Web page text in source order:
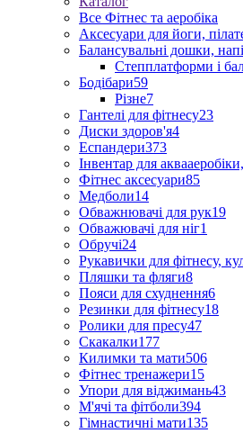
Все Фітнес та аеробіка
Аксесуари для йоги,
Балансувальні дошки,
Степплатформи і
Бодібари59
Різне7
Гантелі для фітнесу23
Диски здоров'я4
Еспандери373
Інвентар для
Фітнес аксесуари85
Медболи14
Обважнювачі для рук19
Обважювачі для ніг1
Обручі24
Рукавички для фітнесу,
Пляшки та фляги8
Пояси для схуднення6
Резинки для фітнесу18
Ролики для пресу47
Скакалки177
Килимки та мати506
Фітнес тренажери15
Упори для віджимань43
М'ячі та фітболи394
Гімнастичні мати135